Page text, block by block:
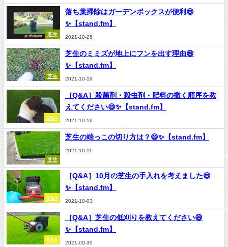
芝生
落ち葉掃除はガーデンボックスが便利😄
✨【stand.fm】
2021-10-25
芝生
芝生のミミズが地上にフンを出す理由😄
✨【stand.fm】
2021-10-19
Q&A
［Q&A］殺菌剤・殺虫剤・肥料の撒く順序を教
えてください😄✨【stand.fm】
2021-10-16
芝生
芝生の端っこの切り方は？😄✨【stand.fm】
2021-10-11
Q&A
［Q&A］10月の芝生の手入れを考えました😄
✨【stand.fm】
2021-10-03
Q&A
［Q&A］芝生の低刈りを教えてください😄
✨【stand.fm】
2021-09-30